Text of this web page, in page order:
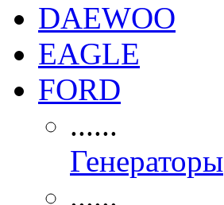
DAEWOO
EAGLE
FORD
......
Генераторы
......